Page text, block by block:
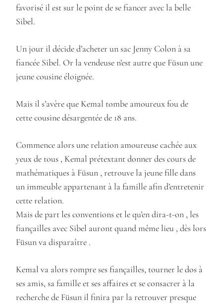
favorisé il est sur le point de se fiancer avec la belle
Sibel.
Un jour il décide d’acheter un sac Jenny Colon à sa
fiancée Sibel. Or la vendeuse n’est autre que Füsun une
jeune cousine éloignée.
Mais il s’avère que Kemal tombe amoureux fou de
cette cousine désargentée de 18 ans.
Commence alors une relation amoureuse cachée aux
yeux de tous , Kemal prétextant donner des cours de
mathématiques à Füsun , retrouve la jeune fille dans
un immeuble appartenant à la famille afin d’entretenir
cette relation.
Mais de part les conventions et le qu’en dira-t-on , les
fiançailles avec Sibel auront quand même lieu , dès lors
Füsun va disparaître .
Kemal va alors rompre ses fiançailles, tourner le dos à
ses amis, sa famille et ses affaires et se consacrer à la
recherche de Füsun il finira par la retrouver presque